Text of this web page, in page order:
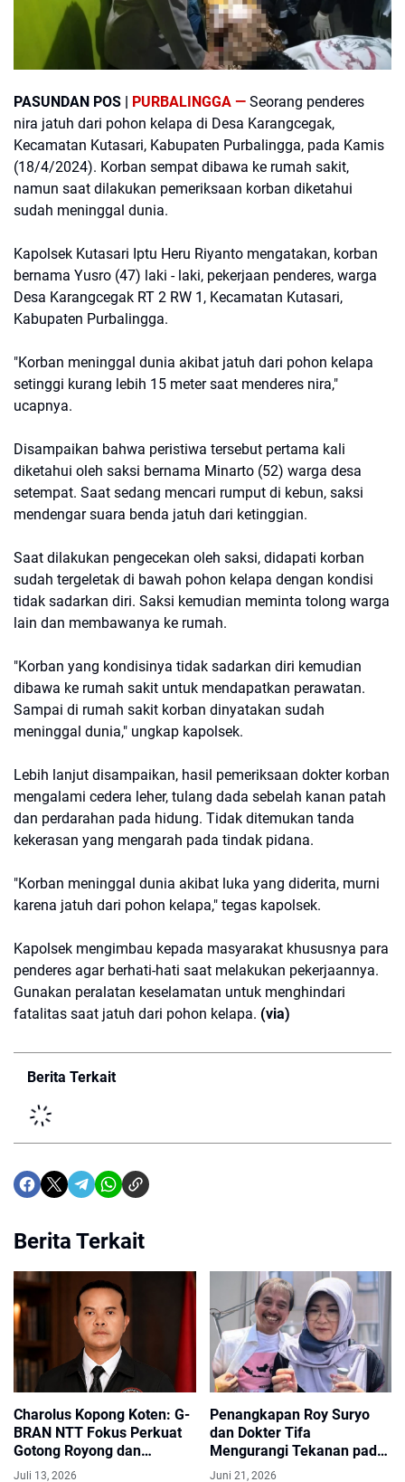
PASUNDAN POS | PURBALINGGA — Seorang penderes
nira jatuh dari pohon kelapa di Desa Karangcegak,
Kecamatan Kutasari, Kabupaten Purbalingga, pada Kamis
(18/4/2024). Korban sempat dibawa ke rumah sakit,
namun saat dilakukan pemeriksaan korban diketahui
sudah meninggal dunia.
Kapolsek Kutasari Iptu Heru Riyanto mengatakan, korban
bernama Yusro (47) laki - laki, pekerjaan penderes, warga
Desa Karangcegak RT 2 RW 1, Kecamatan Kutasari,
Kabupaten Purbalingga.
"Korban meninggal dunia akibat jatuh dari pohon kelapa
setinggi kurang lebih 15 meter saat menderes nira,"
ucapnya.
Disampaikan bahwa peristiwa tersebut pertama kali
diketahui oleh saksi bernama Minarto (52) warga desa
setempat. Saat sedang mencari rumput di kebun, saksi
mendengar suara benda jatuh dari ketinggian.
Saat dilakukan pengecekan oleh saksi, didapati korban
sudah tergeletak di bawah pohon kelapa dengan kondisi
tidak sadarkan diri. Saksi kemudian meminta tolong warga
lain dan membawanya ke rumah.
"Korban yang kondisinya tidak sadarkan diri kemudian
dibawa ke rumah sakit untuk mendapatkan perawatan.
Sampai di rumah sakit korban dinyatakan sudah
meninggal dunia," ungkap kapolsek.
Lebih lanjut disampaikan, hasil pemeriksaan dokter korban
mengalami cedera leher, tulang dada sebelah kanan patah
dan perdarahan pada hidung. Tidak ditemukan tanda
kekerasan yang mengarah pada tindak pidana.
"Korban meninggal dunia akibat luka yang diderita, murni
karena jatuh dari pohon kelapa," tegas kapolsek.
Kapolsek mengimbau kepada masyarakat khususnya para
penderes agar berhati-hati saat melakukan pekerjaannya.
Gunakan peralatan keselamatan untuk menghindari
fatalitas saat jatuh dari pohon kelapa. (via)
Berita Terkait
Berita Terkait
Charolus Kopong Koten: G-
BRAN NTT Fokus Perkuat
Gotong Royong dan
Pemberdayaan Masyarakat
Juli 13, 2026
Penangkapan Roy Suryo
dan Dokter Tifa
Mengurangi Tekanan pada
Jokowi
Juni 21, 2026